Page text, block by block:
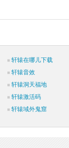
轩辕在哪儿下载
轩辕音效
轩辕洞天福地
轩辕激活码
轩辕域外鬼窟